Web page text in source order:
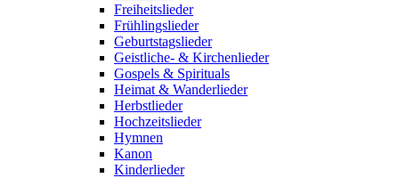
Freiheitslieder
Frühlingslieder
Geburtstagslieder
Geistliche- & Kirchenlieder
Gospels & Spirituals
Heimat & Wanderlieder
Herbstlieder
Hochzeitslieder
Hymnen
Kanon
Kinderlieder